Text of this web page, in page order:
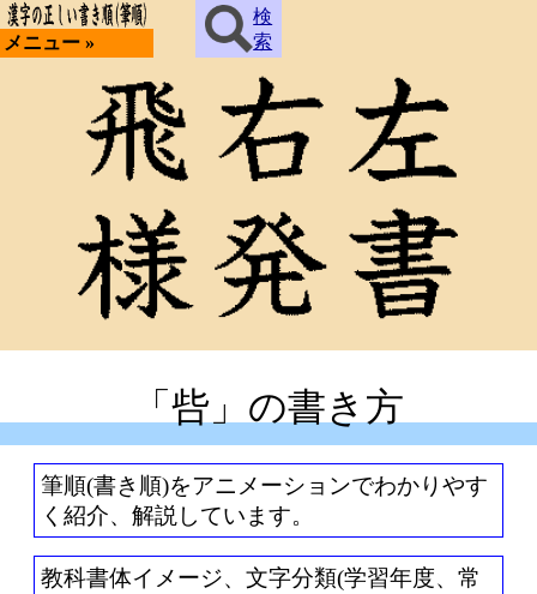
メニュー »
検
索
「呰」の書き方
筆順(書き順)をアニメーションでわかりやす
く紹介、解説しています。
教科書体イメージ、文字分類(学習年度、常